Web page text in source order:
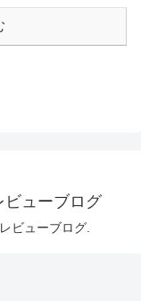
ビューブログ
ビューブログ.